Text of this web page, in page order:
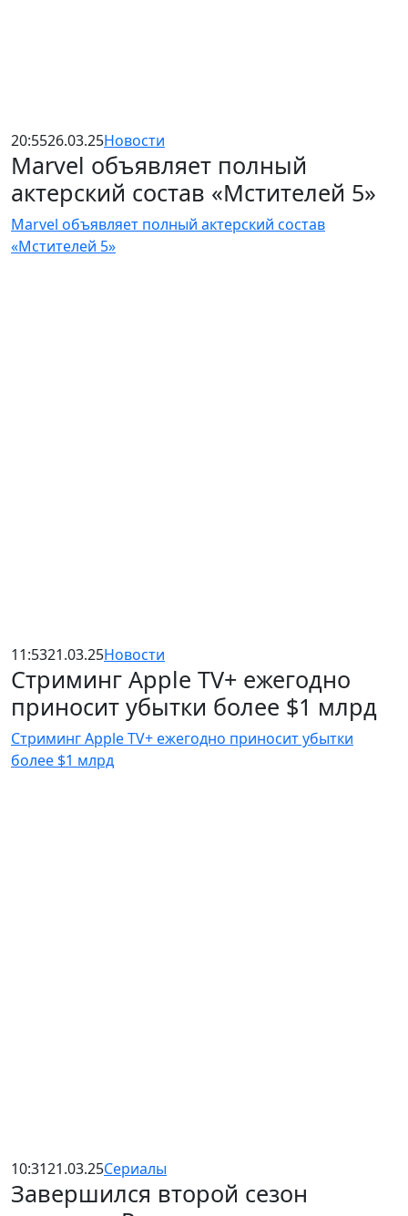
20:5526.03.25Новости
Marvel объявляет полный
актерский состав «Мстителей 5»
Marvel объявляет полный актерский состав
«Мстителей 5»
11:5321.03.25Новости
Стриминг Apple TV+ ежегодно
приносит убытки более $1 млрд
Стриминг Apple TV+ ежегодно приносит убытки
более $1 млрд
10:3121.03.25Сериалы
Завершился второй сезон